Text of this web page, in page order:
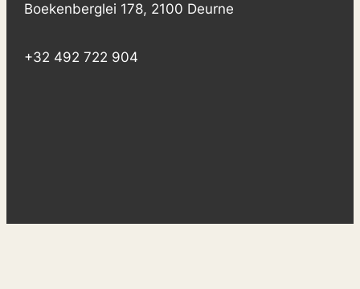
Boekenberglei 178, 2100 Deurne
+32 492 722 904